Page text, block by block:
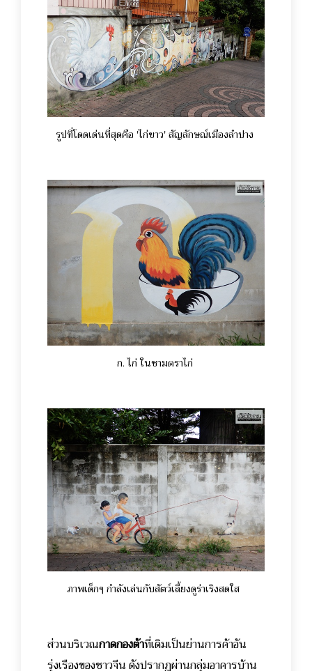
รูปที่โดดเด่นที่สุดคือ 'ไก่ขาว' สัญลักษณ์เมืองลำปาง
ก. ไก่ ในชามตราไก่
ภาพเด็กๆ กำลังเล่นกับสัตว์เลี้ยงดูร่าเริงสดใส
ส่วนบริเวณกาดกองต้าที่เดิมเป็นย่านการค้าอัน
รุ่งเรืองของชาวจีน ดังปรากฏผ่านกลุ่มอาคารบ้าน